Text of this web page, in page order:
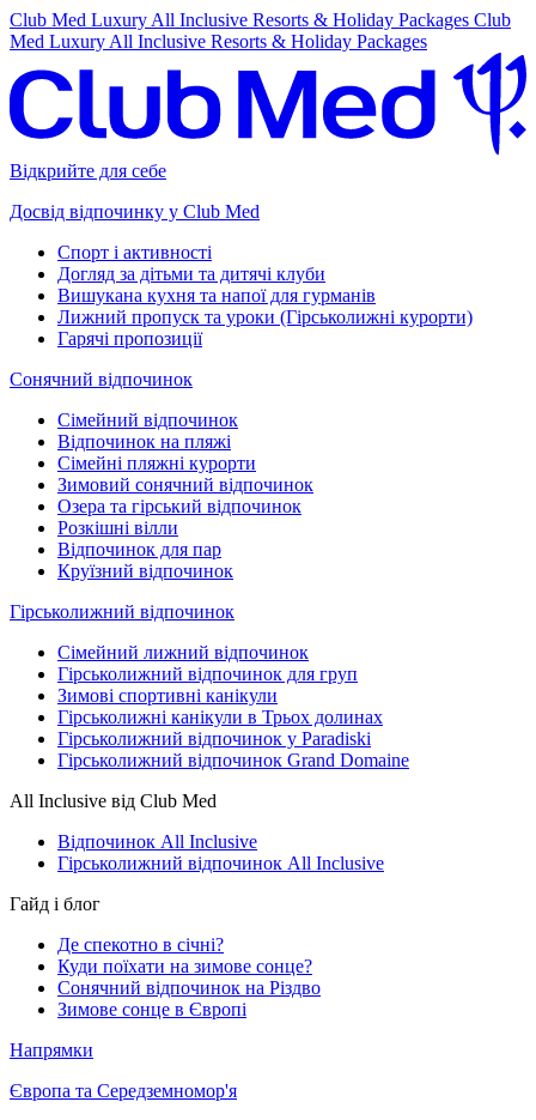
Club Med Luxury All Inclusive Resorts & Holiday Packages Club
Med Luxury All Inclusive Resorts & Holiday Packages
Відкрийте для себе
Досвід відпочинку у Club Med
Спорт і активності
Догляд за дітьми та дитячі клуби
Вишукана кухня та напої для гурманів
Лижний пропуск та уроки (Гірськолижні курорти)
Гарячі пропозиції
Сонячний відпочинок
Сімейний відпочинок
Відпочинок на пляжі
Сімейні пляжні курорти
Зимовий сонячний відпочинок
Озера та гірський відпочинок
Розкішні вілли
Відпочинок для пар
Круїзний відпочинок
Гірськолижний відпочинок
Сімейний лижний відпочинок
Гірськолижний відпочинок для груп
Зимові спортивні канікули
Гірськолижні канікули в Трьох долинах
Гірськолижний відпочинок у Paradiski
Гірськолижний відпочинок Grand Domaine
All Inclusive від Club Med
Відпочинок All Inclusive
Гірськолижний відпочинок All Inclusive
Гайд і блог
Де спекотно в січні?
Куди поїхати на зимове сонце?
Сонячний відпочинок на Різдво
Зимове сонце в Європі
Напрямки
Європа та Середземномор'я